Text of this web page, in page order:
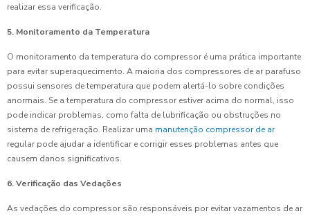
realizar essa verificação.
5. Monitoramento da Temperatura
O monitoramento da temperatura do compressor é uma prática importante
para evitar superaquecimento. A maioria dos compressores de ar parafuso
possui sensores de temperatura que podem alertá-lo sobre condições
anormais. Se a temperatura do compressor estiver acima do normal, isso
pode indicar problemas, como falta de lubrificação ou obstruções no
sistema de refrigeração. Realizar uma manutenção compressor de ar
regular pode ajudar a identificar e corrigir esses problemas antes que
causem danos significativos.
6. Verificação das Vedações
As vedações do compressor são responsáveis por evitar vazamentos de ar